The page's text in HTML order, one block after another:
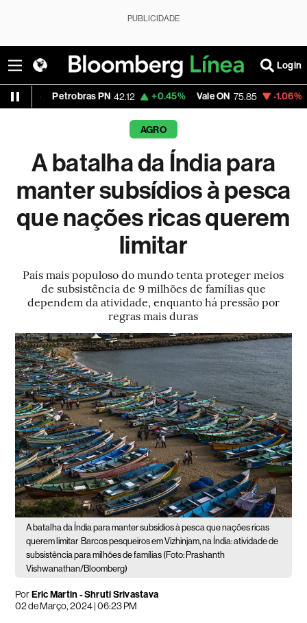
PUBLICIDADE
Login
PN 42.12 +0.45% Vale ON 75.85 -1.06% Itaú PN
AGRO
A batalha da Índia para
manter subsídios à pesca
que nações ricas querem
limitar
País mais populoso do mundo tenta proteger meios
de subsistência de 9 milhões de famílias que
dependem da atividade, enquanto há pressão por
regras mais duras
A batalha da Índia para manter subsídios à pesca que nações ricas
querem limitar Barcos pesqueiros em Vizhinjam, na Índia: atividade de
subsistência para milhões de famílias (Foto: Prashanth
Vishwanathan/Bloomberg)
PorEric Martin - Shruti Srivastava
02 de Março, 2024 | 06:23 PM